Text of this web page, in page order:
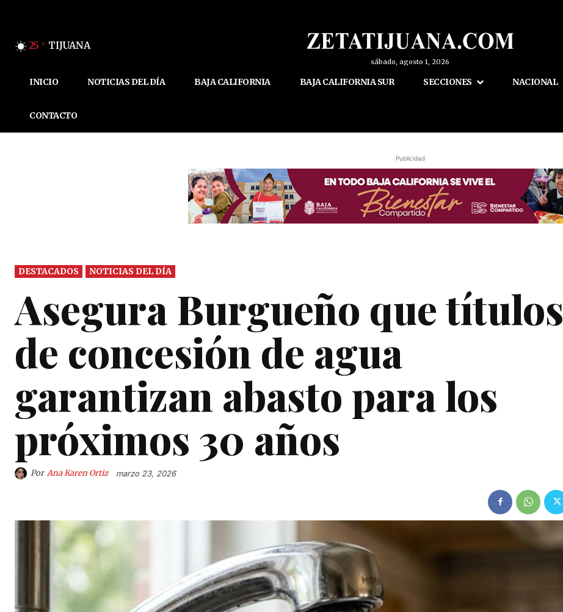
25 C TIJUANA
sábado, agosto 1, 2026
INICIO NOTICIAS DEL DÍA BAJA CALIFORNIA BAJA CALIFORNIA SUR SECCIONES NACIONAL
CONTACTO
Publicidad
DESTACADOS NOTICIAS DEL DÍA
Asegura Burgueño que títulos
de concesión de agua
garantizan abasto para los
próximos 30 años
Por Ana Karen Ortiz marzo 23, 2026